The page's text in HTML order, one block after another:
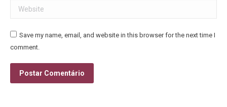
Website
Save my name, email, and website in this browser for the next time I
comment.
Postar Comentário